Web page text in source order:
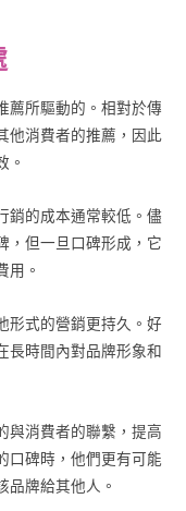
薦所驅動的。相對於傳
他消費者的推薦，因此
。
銷的成本通常較低。儘
，但一旦口碑形成，它
用。
形式的營銷更持久。好
長時間內對品牌形象和
與消費者的聯繫，提高
口碑時，他們更有可能
品牌給其他人。